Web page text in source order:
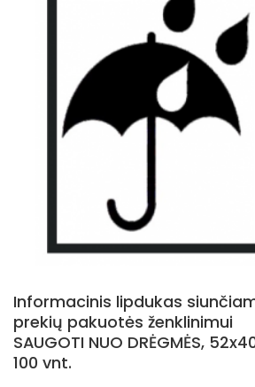
Informacinis lipdukas
prekių pakuotės ženklinimui
SAUGOTI NUO DRĖGMĖS,
100 vnt.